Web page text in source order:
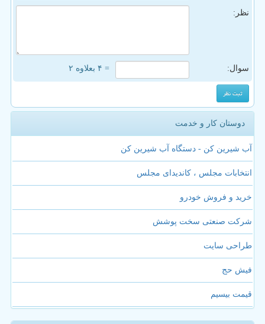
نظر:
سوال: = ۴ بعلاوه ۲
دوستان کار و خدمت
آب شیرین کن - دستگاه آب شیرین کن
انتخابات مجلس ، کاندیدای مجلس
خرید و فروش خودرو
شرکت صنعتی سخت پوشش
طراحی سایت
فیش حج
قیمت بیسیم